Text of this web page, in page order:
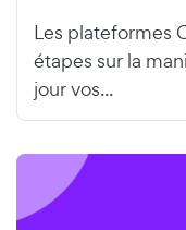
Les plateformes
étapes sur la
jour vos...